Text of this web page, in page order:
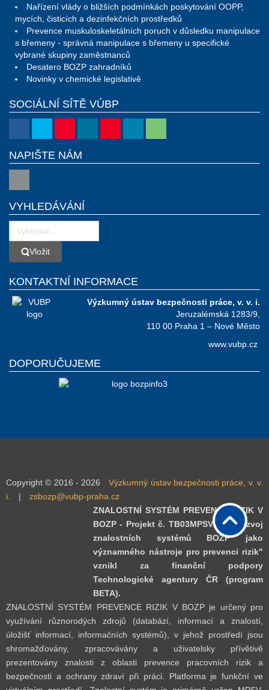
Nařízení vlády o bližších podmínkách poskytování OOPP,
mycích, čisticích a dezinfekčních prostředků
Prevence muskuloskeletálních poruch v důsledku manipulace
s břemeny - správná manipulace s břemeny u specifické
vybrané skupiny zaměstnanců
Desatero BOZP zahradníků
Novinky v chemické legislativě
SOCIÁLNÍ SÍTĚ VÚBP
NAPIŠTE NÁM
VYHLEDÁVÁNÍ
VložitVložit
KONTAKTNÍ INFORMACE
Výzkumný ústav bezpečnosti práce, v. v. i.
Jeruzalémská 1283/9,
110 00 Praha 1 – Nové Město
www.vubp.cz
DOPORUČUJEME
Copyright © 2016 - 2026
Výzkumný ústav bezpečnosti práce, v. v.
i.
|
zsbozp@vubp-praha.cz
ZNALOSTNÍ SYSTÉM PREVENCE RIZIK V
BOZP - Projekt č. TB03MPSV007 "Rozvoj
znalostních systémů BOZP jako
významného nástroje pro prevenci rizik"
vznikl za finanční podpory
Technologické agentury ČR (program
BETA).
ZNALOSTNÍ SYSTÉM PREVENCE RIZIK V BOZP je určený pro
využívání různorodých zdrojů (databází, informací a znalostí,
úložišť informací, informačních systémů), v jehož prostředí jsou
shromažďovány, zpracovávány a uživatelsky přívětivě
prezentovány znalosti z oblasti prevence pracovních rizik a
bezpečnosti a ochrany zdraví při práci. Platforma je funkční ve